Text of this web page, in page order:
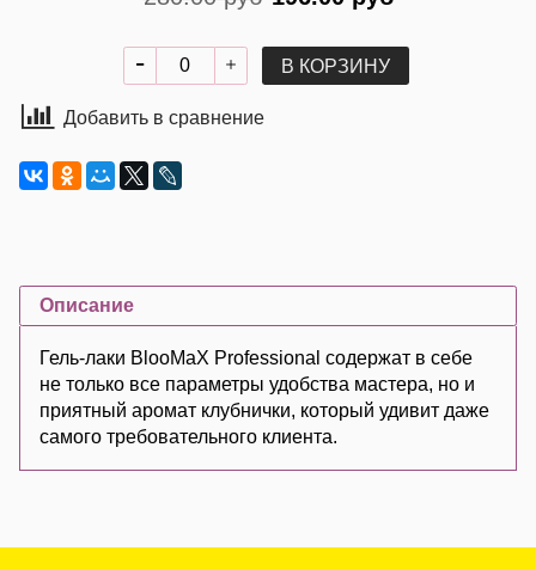
В КОРЗИНУ
Добавить в сравнение
Описание
Гель-лаки BlooMaX Professional содержат в себе
не только все параметры удобства мастера, но и
приятный аромат клубнички, который удивит даже
самого требовательного клиента.